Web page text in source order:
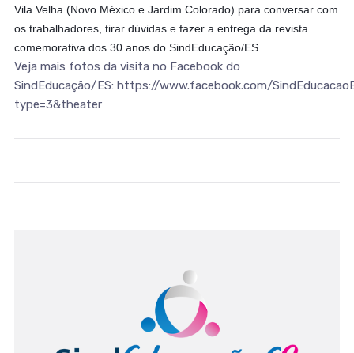
Vila Velha (Novo México e Jardim Colorado) para conversar com
os trabalhadores, tirar dúvidas e fazer a entrega da revista
comemorativa dos 30 anos do SindEducação/ES
Veja mais fotos da visita no Facebook do
SindEducação/ES: https://www.facebook.com/
type=3&theater